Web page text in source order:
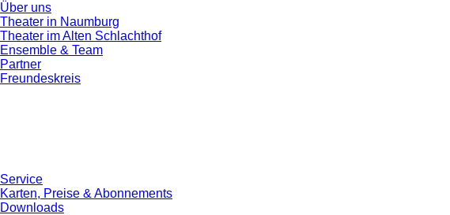
Über uns
Theater in Naumburg
Theater im Alten Schlachthof
Ensemble & Team
Partner
Freundeskreis
Service
Karten, Preise & Abonnements
Downloads